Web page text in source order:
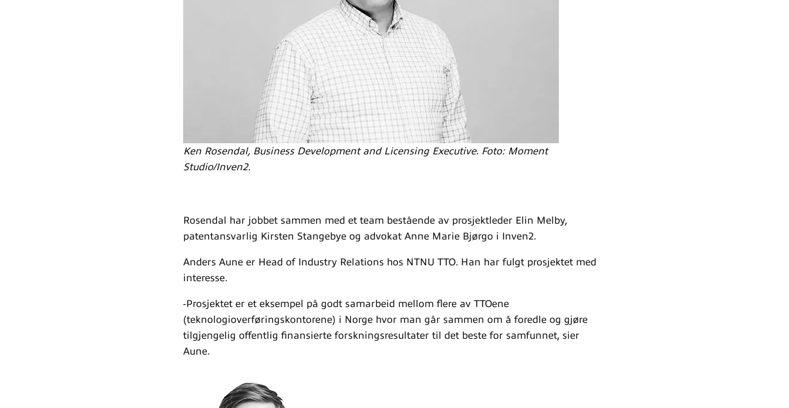
Ken Rosendal, Business Development and Licensing Executive. Foto: Moment
Studio/Inven2.
Rosendal har jobbet sammen med et team bestående av prosjektleder Elin Melby,
patentansvarlig Kirsten Stangebye og advokat Anne Marie Bjørgo i Inven2.
Anders Aune er Head of Industry Relations hos NTNU TTO. Han har fulgt prosjektet med
interesse.
-Prosjektet er et eksempel på godt samarbeid mellom flere av TTOene
(teknologioverføringskontorene) i Norge hvor man går sammen om å foredle og gjøre
tilgjengelig offentlig finansierte forskningsresultater til det beste for samfunnet, sier
Aune.